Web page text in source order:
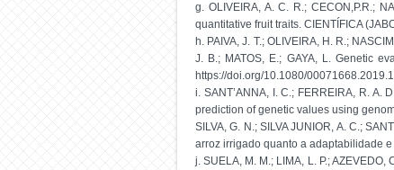
g. OLIVEIRA, A. C. R.; CECON,P.R.;
quantitative fruit traits. CIENTÍFICA
h. PAIVA, J. T.; OLIVEIRA, H. R.;
J. B.; MATOS, E.; GAYA, L. Genetic
https://doi.org/10.1080/
i. SANT’ANNA, I. C.; FERREIRA, R. A.
prediction of genetic values using
SILVA, G. N.; SILVA JUNIOR, A. C.;
arroz irrigado quanto a adaptabilidade e
j. SUELA, M. M.; LIMA, L. P.;